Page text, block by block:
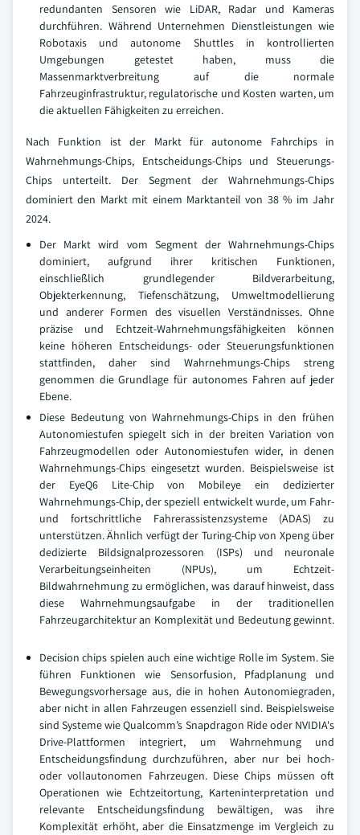
redundanten Sensoren wie LiDAR, Radar und Kameras
durchführen. Während Unternehmen Dienstleistungen wie
Robotaxis und autonome Shuttles in kontrollierten
Umgebungen getestet haben, muss die
Massenmarktverbreitung auf die normale
Fahrzeuginfrastruktur, regulatorische und Kosten warten, um
die aktuellen Fähigkeiten zu erreichen.
Nach Funktion ist der Markt für autonome Fahrchips in
Wahrnehmungs-Chips, Entscheidungs-Chips und Steuerungs-
Chips unterteilt. Der Segment der Wahrnehmungs-Chips
dominiert den Markt mit einem Marktanteil von 38 % im Jahr
2024.
Der Markt wird vom Segment der Wahrnehmungs-Chips
dominiert, aufgrund ihrer kritischen Funktionen,
einschließlich grundlegender Bildverarbeitung,
Objekterkennung, Tiefenschätzung, Umweltmodellierung
und anderer Formen des visuellen Verständnisses. Ohne
präzise und Echtzeit-Wahrnehmungsfähigkeiten können
keine höheren Entscheidungs- oder Steuerungsfunktionen
stattfinden, daher sind Wahrnehmungs-Chips streng
genommen die Grundlage für autonomes Fahren auf jeder
Ebene.
Diese Bedeutung von Wahrnehmungs-Chips in den frühen
Autonomiestufen spiegelt sich in der breiten Variation von
Fahrzeugmodellen oder Autonomiestufen wider, in denen
Wahrnehmungs-Chips eingesetzt wurden. Beispielsweise ist
der EyeQ6 Lite-Chip von Mobileye ein dedizierter
Wahrnehmungs-Chip, der speziell entwickelt wurde, um Fahr-
und fortschrittliche Fahrerassistenzsysteme (ADAS) zu
unterstützen. Ähnlich verfügt der Turing-Chip von Xpeng über
dedizierte Bildsignalprozessoren (ISPs) und neuronale
Verarbeitungseinheiten (NPUs), um Echtzeit-
Bildwahrnehmung zu ermöglichen, was darauf hinweist, dass
diese Wahrnehmungsaufgabe in der traditionellen
Fahrzeugarchitektur an Komplexität und Bedeutung gewinnt.
Decision chips spielen auch eine wichtige Rolle im System. Sie
führen Funktionen wie Sensorfusion, Pfadplanung und
Bewegungsvorhersage aus, die in hohen Autonomiegraden,
aber nicht in allen Fahrzeugen essenziell sind. Beispielsweise
sind Systeme wie Qualcomm’s Snapdragon Ride oder NVIDIA's
Drive-Plattformen integriert, um Wahrnehmung und
Entscheidungsfindung durchzuführen, aber nur bei hoch-
oder vollautonomen Fahrzeugen. Diese Chips müssen oft
Operationen wie Echtzeitortung, Karteninterpretation und
relevante Entscheidungsfindung bewältigen, was ihre
Komplexität erhöht, aber die Einsatzmenge im Vergleich zu